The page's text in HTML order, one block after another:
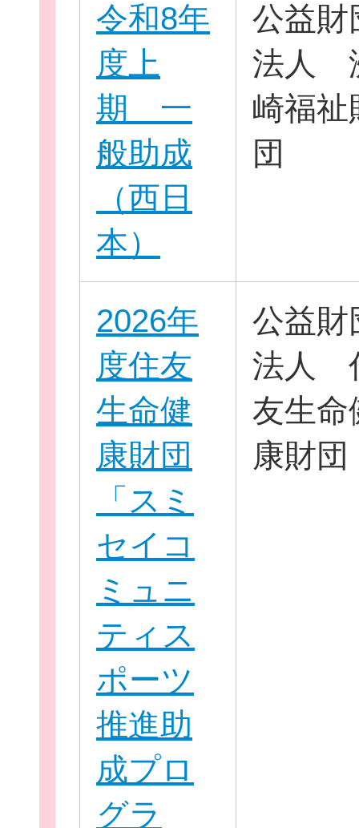
団体を探す
お役立ち情報
相談窓口一覧
令和8年
度上
期 一
般助成
（西日
本）
公益財
法人
崎福祉
団
2026年
度住友
生命健
康財団
「スミ
セイコ
ミュニ
ティス
ポーツ
推進助
成プロ
グラ
公益財
法人
友生命
康財団